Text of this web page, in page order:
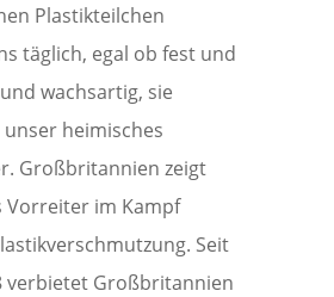
Plastikteilchen
täglich, egal ob fest und
wachsartig, sie
heimisches
Großbritannien zeigt
Vorreiter im Kampf
Seit
verbietet Großbritannien